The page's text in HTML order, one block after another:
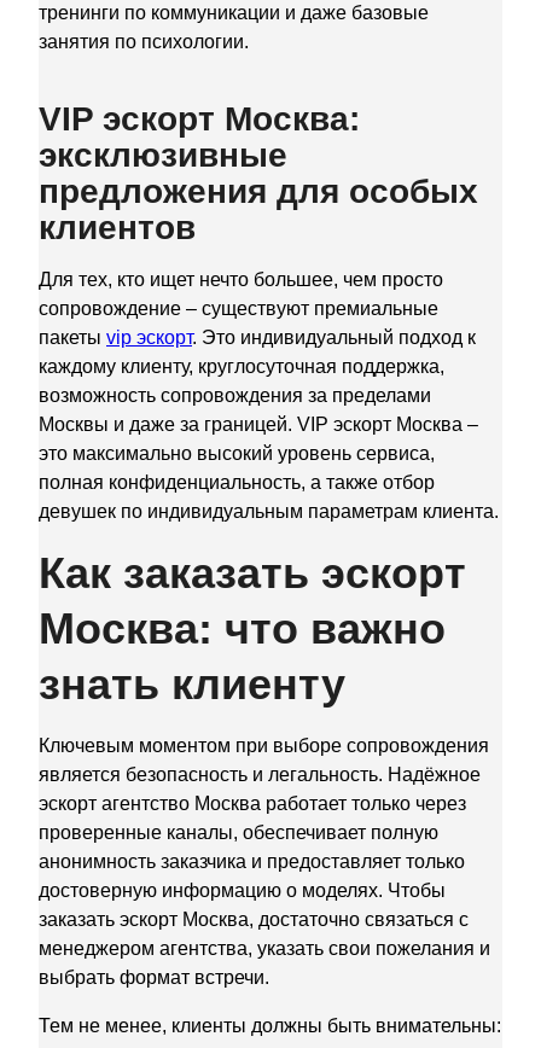
тренинги по коммуникации и даже базовые
занятия по психологии.
VIP эскорт Москва:
эксклюзивные
предложения для особых
клиентов
Для тех, кто ищет нечто большее, чем просто
сопровождение – существуют премиальные
пакеты vip эскорт. Это индивидуальный подход к
каждому клиенту, круглосуточная поддержка,
возможность сопровождения за пределами
Москвы и даже за границей. VIP эскорт Москва –
это максимально высокий уровень сервиса,
полная конфиденциальность, а также отбор
девушек по индивидуальным параметрам клиента.
Как заказать эскорт
Москва: что важно
знать клиенту
Ключевым моментом при выборе сопровождения
является безопасность и легальность. Надёжное
эскорт агентство Москва работает только через
проверенные каналы, обеспечивает полную
анонимность заказчика и предоставляет только
достоверную информацию о моделях. Чтобы
заказать эскорт Москва, достаточно связаться с
менеджером агентства, указать свои пожелания и
выбрать формат встречи.
Тем не менее, клиенты должны быть внимательны: